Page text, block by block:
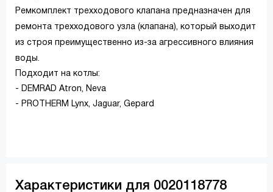
Ремкомплект трехходового клапана предназначен для
ремонта трехходового узла (клапана), который выходит
из строя преимущественно из-за агрессивного влияния
воды.
Подходит на котлы:
- DEMRAD Atron, Neva
- PROTHERM Lynx, Jaguar, Gepard
Характеристики для 0020118778